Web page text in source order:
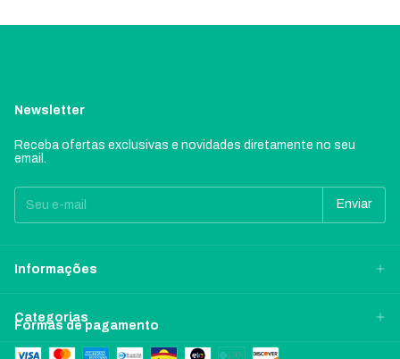
Newsletter
Receba ofertas exclusivas e novidades diretamente no seu
email.
Informações
Categorias
Formas de pagamento